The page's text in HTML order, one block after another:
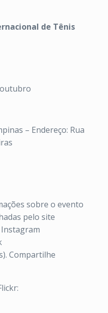
de Tênis
– Endereço: Rua
sobre o evento
pelo site
Compartilhe